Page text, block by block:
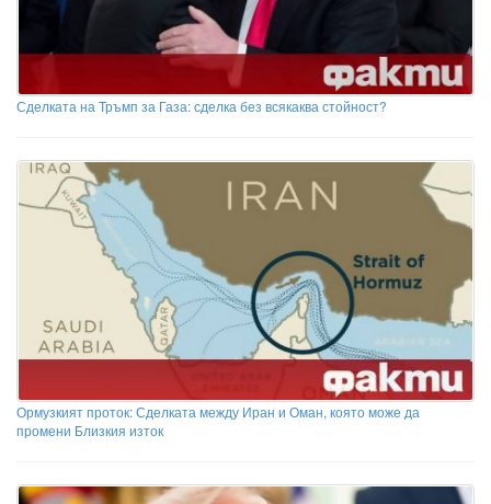
Сделката на Тръмп за Газа: сделка без всякаква стойност?
Ормузкият проток: Сделката между Иран и Оман, която може да
промени Близкия изток